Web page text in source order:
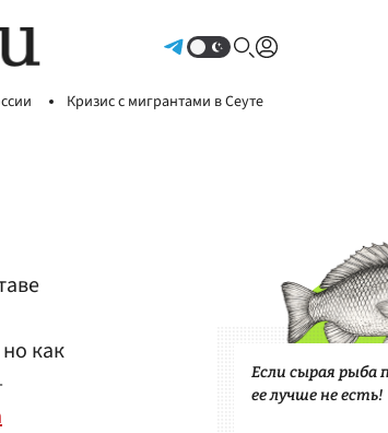
Кризис с мигрантами в Сеуте
как
Если сырая рыба
ее лучше не есть!